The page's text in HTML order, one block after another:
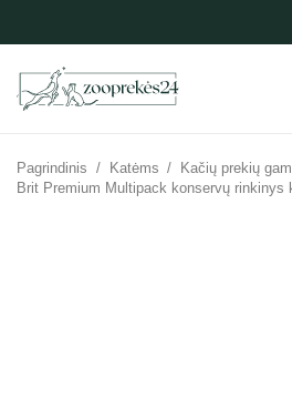
Pagrindinis / Katėms / Kačių prekių
Brit Premium Multipack konservų rinkinys